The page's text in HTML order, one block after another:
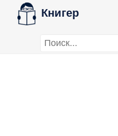
Книгер